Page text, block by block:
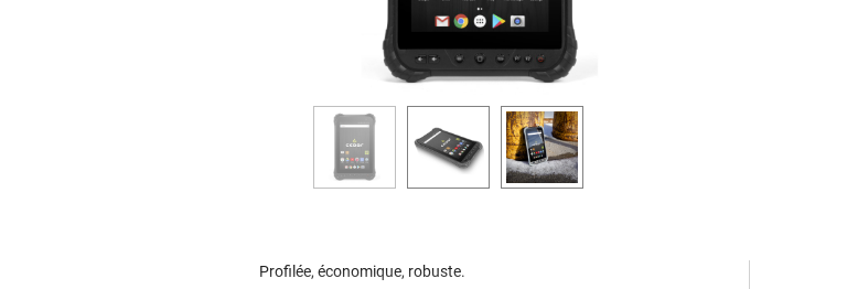
Profilée, économique, robuste.